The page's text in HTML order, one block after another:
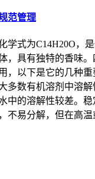
范管理
学式为C14H20O，
，具有独特的香味
，以下是它的几种重
多数有机溶剂中溶
中的溶解性较差。
不易分解，但在高温